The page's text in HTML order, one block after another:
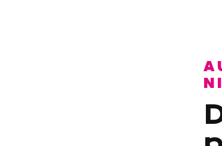
AUX DÉMÉNAGEMENTS